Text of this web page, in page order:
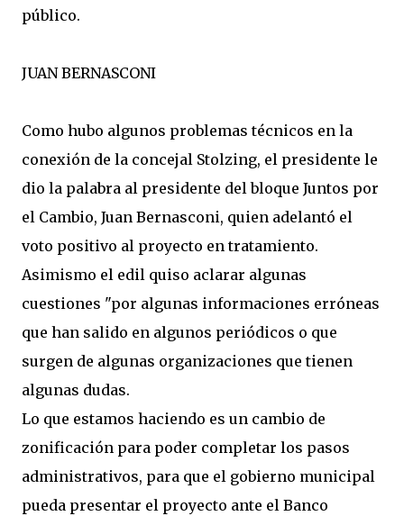
público.
JUAN BERNASCONI
Como hubo algunos problemas técnicos en la
conexión de la concejal Stolzing, el presidente le
dio la palabra al presidente del bloque Juntos por
el Cambio, Juan Bernasconi, quien adelantó el
voto positivo al proyecto en tratamiento.
Asimismo el edil quiso aclarar algunas
cuestiones "por algunas informaciones erróneas
que han salido en algunos periódicos o que
surgen de algunas organizaciones que tienen
algunas dudas.
Lo que estamos haciendo es un cambio de
zonificación para poder completar los pasos
administrativos, para que el gobierno municipal
pueda presentar el proyecto ante el Banco